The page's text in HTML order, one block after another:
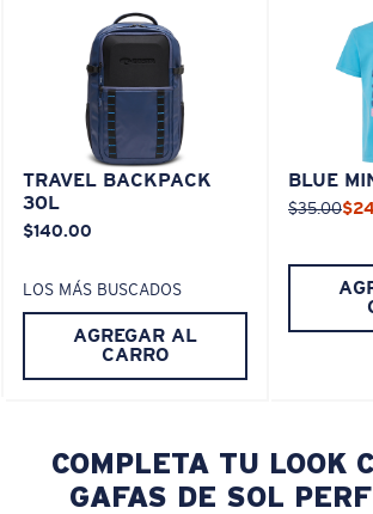
TRAVEL BACKPACK
30L
$140.00
LOS MÁS BUSCADOS
AGREGAR AL
CARRO
BLUE
$35.00
COMPLETA TU LOOK
GAFAS DE SOL